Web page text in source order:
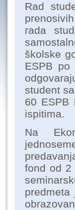
Rad
rada
školske
ESPB po
student
60 ESPB
ispitima.
Na
fond od 2